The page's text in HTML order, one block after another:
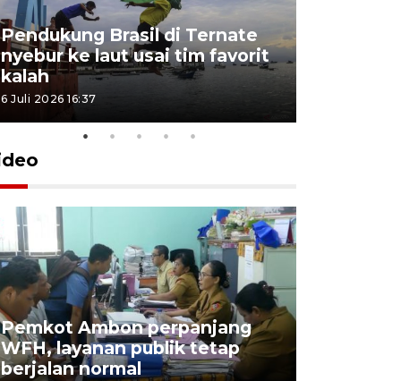
Pendukung Brasil di Ternate
nyebur ke laut usai tim favorit
kalah
6 Juli 2026 16:37
Pemkot Ambon perpanjang
WFH, layanan publik tetap
berjalan normal